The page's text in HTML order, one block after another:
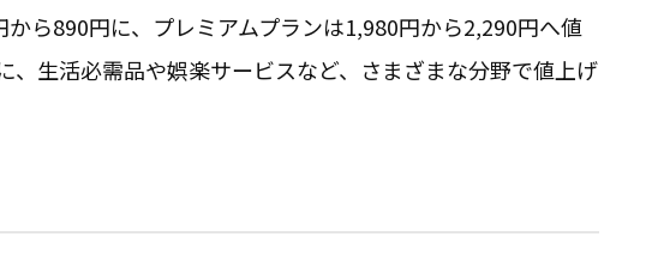
ら890円に、プレミアムプランは1,980円から2,290円へ値
、生活必需品や娯楽サービスなど、さまざまな分野で値上げ